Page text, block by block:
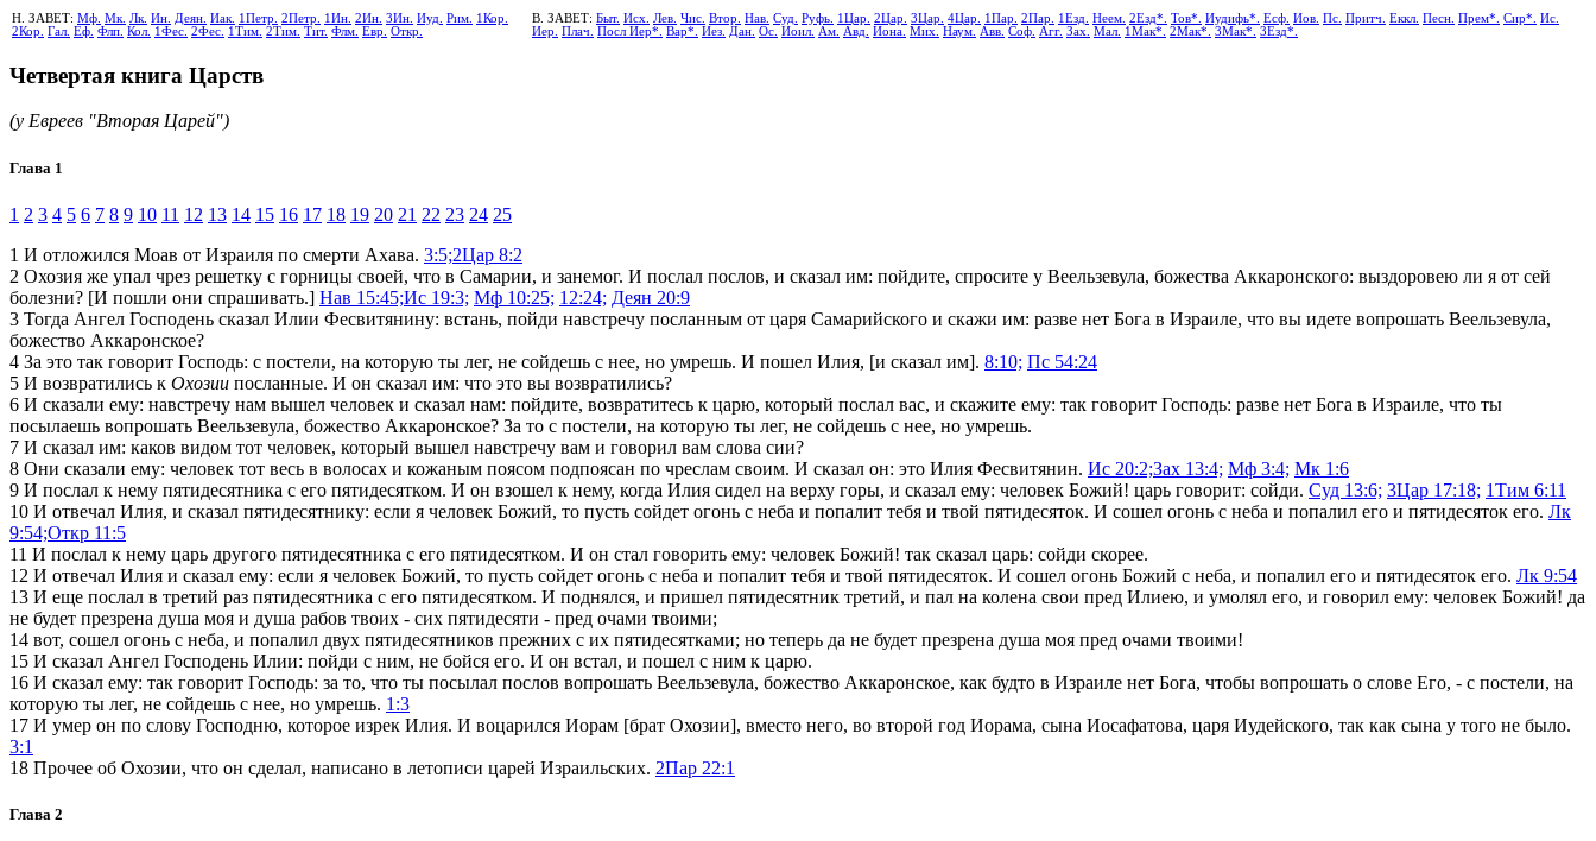
Н. ЗАВЕТ: Мф. Мк. Лк. Ин. Деян. Иак. 1Петр. 2Петр. 1Ин. 2Ин. 3Ин. Иуд. Рим.
1Кор.
2Кор.
Гал. Еф. Флп. Кол. 1Фес. 2Фес. 1Тим. 2Тим. Тит. Флм. Евр. Откр.
В. ЗАВЕТ: Быт. Исх. Лев. Чис. Втор. Нав. Суд. Руфь. 1Цар. 2Цар. 3Цар. 4Цар. 1Пар. 2Пар. 1Езд. Неем. 2Езд*. Тов*. Иудифь*. Есф. Иов. Пс. Притч. Еккл. Песн. Прем*. Сир*.
Ис.
Иер.
Плач. Посл Иер*. Вар*. Иез. Дан. Ос. Иоил. Ам. Авд. Иона. Мих. Наум. Авв. Соф. Агг. Зах. Мал. 1Мак*. 2Мак*. 3Мак*. 3Езд*.
Четвертая книга Царств
(у Евреев "Вторая Царей")
Глава 1
1 2 3 4 5 6 7 8 9 10 11 12 13 14 15 16 17 18 19 20 21 22 23 24 25
1 И отложился Моав от Израиля по смерти Ахава. 3:5;2Цар 8:2
2 Охозия же упал чрез решетку с горницы своей, что в Самарии, и занемог. И послал послов, и сказал им: пойдите, спросите у Веельзевула, божества Аккаронского: выздоровею ли я от сей
болезни? [И пошли они спрашивать.] Нав 15:45;Ис 19:3; Мф 10:25; 12:24; Деян 20:9
3 Тогда Ангел Господень сказал Илии Фесвитянину: встань, пойди навстречу посланным от царя Самарийского и скажи им: разве нет Бога в Израиле, что вы идете вопрошать Веельзевула,
божество Аккаронское?
4 За это так говорит Господь: с постели, на которую ты лег, не сойдешь с нее, но умрешь. И пошел Илия, [и сказал им]. 8:10; Пс 54:24
5 И возвратились к Охозии посланные. И он сказал им: что это вы возвратились?
6 И сказали ему: навстречу нам вышел человек и сказал нам: пойдите, возвратитесь к царю, который послал вас, и скажите ему: так говорит Господь: разве нет Бога в Израиле, что ты
посылаешь вопрошать Веельзевула, божество Аккаронское? За то с постели, на которую ты лег, не сойдешь с нее, но умрешь.
7 И сказал им: каков видом тот человек, который вышел навстречу вам и говорил вам слова сии?
8 Они сказали ему: человек тот весь в волосах и кожаным поясом подпоясан по чреслам своим. И сказал он: это Илия Фесвитянин. Ис 20:2;Зах 13:4; Мф 3:4; Мк 1:6
9 И послал к нему пятидесятника с его пятидесятком. И он взошел к нему, когда Илия сидел на верху горы, и сказал ему: человек Божий! царь говорит: сойди. Суд 13:6; 3Цар 17:18; 1Тим 6:11
10 И отвечал Илия, и сказал пятидесятнику: если я человек Божий, то пусть сойдет огонь с неба и попалит тебя и твой пятидесяток. И сошел огонь с неба и попалил его и пятидесяток его. Лк
9:54;Откр 11:5
11 И послал к нему царь другого пятидесятника с его пятидесятком. И он стал говорить ему: человек Божий! так сказал царь: сойди скорее.
12 И отвечал Илия и сказал ему: если я человек Божий, то пусть сойдет огонь с неба и попалит тебя и твой пятидесяток. И сошел огонь Божий с неба, и попалил его и пятидесяток его. Лк 9:54
13 И еще послал в третий раз пятидесятника с его пятидесятком. И поднялся, и пришел пятидесятник третий, и пал на колена свои пред Илиею, и умолял его, и говорил ему: человек Божий! да
не будет презрена душа моя и душа рабов твоих - сих пятидесяти - пред очами твоими;
14 вот, сошел огонь с неба, и попалил двух пятидесятников прежних с их пятидесятками; но теперь да не будет презрена душа моя пред очами твоими!
15 И сказал Ангел Господень Илии: пойди с ним, не бойся его. И он встал, и пошел с ним к царю.
16 И сказал ему: так говорит Господь: за то, что ты посылал послов вопрошать Веельзевула, божество Аккаронское, как будто в Израиле нет Бога, чтобы вопрошать о слове Его, - с постели, на
которую ты лег, не сойдешь с нее, но умрешь. 1:3
17 И умер он по слову Господню, которое изрек Илия. И воцарился Иорам [брат Охозии], вместо него, во второй год Иорама, сына Иосафатова, царя Иудейского, так как сына у того не было.
3:1
18 Прочее об Охозии, что он сделал, написано в летописи царей Израильских. 2Пар 22:1
Глава 2